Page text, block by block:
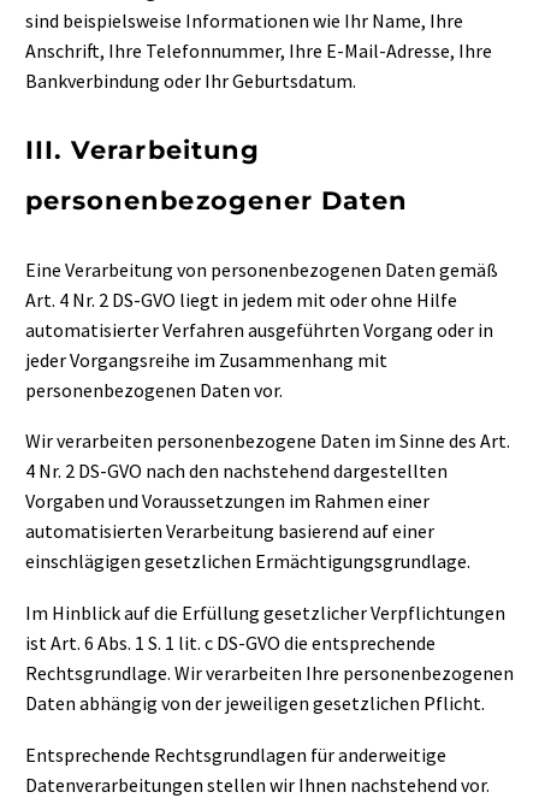
sind beispielsweise Informationen wie Ihr Name, Ihre
Anschrift, Ihre Telefonnummer, Ihre E-Mail-Adresse, Ihre
Bankverbindung oder Ihr Geburtsdatum.
III. Verarbeitung
personenbezogener Daten
Eine Verarbeitung von personenbezogenen Daten gemäß
Art. 4 Nr. 2 DS-GVO liegt in jedem mit oder ohne Hilfe
automatisierter Verfahren ausgeführten Vorgang oder in
jeder Vorgangsreihe im Zusammenhang mit
personenbezogenen Daten vor.
Wir verarbeiten personenbezogene Daten im Sinne des Art.
4 Nr. 2 DS-GVO nach den nachstehend dargestellten
Vorgaben und Voraussetzungen im Rahmen einer
automatisierten Verarbeitung basierend auf einer
einschlägigen gesetzlichen Ermächtigungsgrundlage.
Im Hinblick auf die Erfüllung gesetzlicher Verpflichtungen
ist Art. 6 Abs. 1 S. 1 lit. c DS-GVO die entsprechende
Rechtsgrundlage. Wir verarbeiten Ihre personenbezogenen
Daten abhängig von der jeweiligen gesetzlichen Pflicht.
Entsprechende Rechtsgrundlagen für anderweitige
Datenverarbeitungen stellen wir Ihnen nachstehend vor.